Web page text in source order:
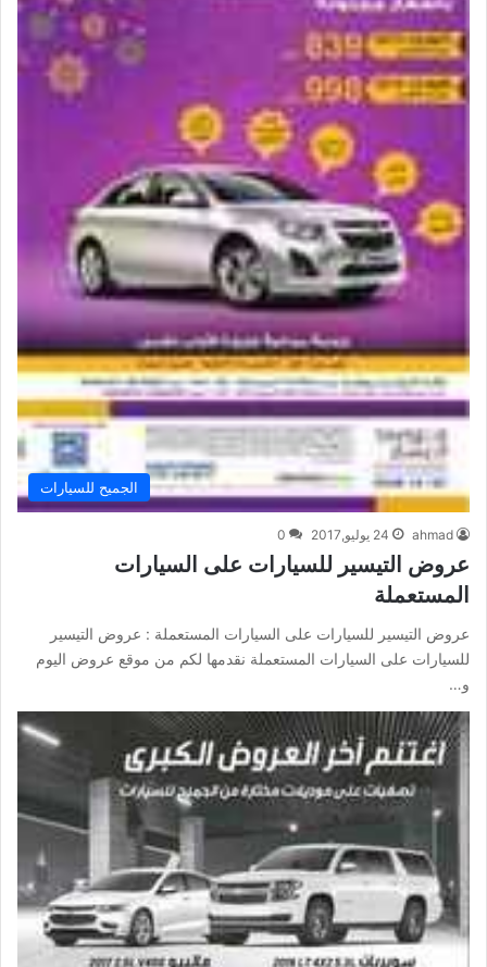
الجميح للسيارات
ahmad 24 يوليو,2017 0
عروض التيسير للسيارات على السيارات
المستعملة
عروض التيسير للسيارات على السيارات المستعملة : عروض التيسير
للسيارات على السيارات المستعملة نقدمها لكم من موقع عروض اليوم
و…